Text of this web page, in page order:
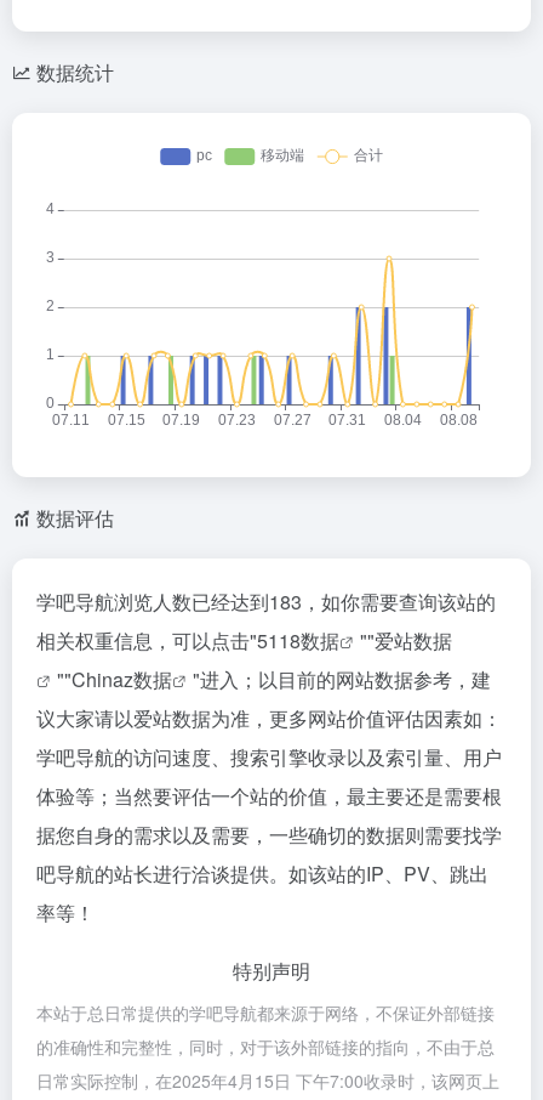
数据统计
数据评估
学吧导航浏览人数已经达到183，如你需要查询该站的
相关权重信息，可以点击"5118数据 ""爱站数据
""Chinaz数据
"进入；以目前的网站数据参考，建
议大家请以爱站数据为准，更多网站价值评估因素如：
学吧导航的访问速度、搜索引擎收录以及索引量、用户
体验等；当然要评估一个站的价值，最主要还是需要根
据您自身的需求以及需要，一些确切的数据则需要找学
吧导航的站长进行洽谈提供。如该站的IP、PV、跳出
率等！
特别声明
本站于总日常提供的学吧导航都来源于网络，不保证外部链接
的准确性和完整性，同时，对于该外部链接的指向，不由于总
日常实际控制，在2025年4月15日 下午7:00收录时，该网页上